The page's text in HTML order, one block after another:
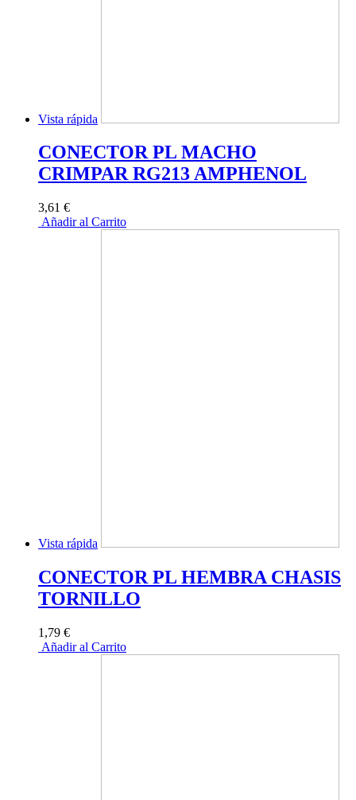
Vista rápida
CONECTOR PL MACHO
CRIMPAR RG213 AMPHENOL
3,61 €
Añadir al Carrito
Vista rápida
CONECTOR PL HEMBRA CHASIS
TORNILLO
1,79 €
Añadir al Carrito